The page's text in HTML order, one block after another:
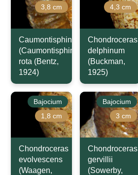
3,8 cm
Caumontisphinctes
(Caumontisphinctes)
rota (Bentz,
1924)
4,3 cm
Chondroceras
delphinum
(Buckman,
1925)
Bajocium
1,8 cm
Chondroceras
evolvescens
(Waagen,
Bajocium
3 cm
Chondroceras
gervillii
(Sowerby,